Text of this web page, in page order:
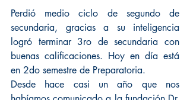
Perdió medio ciclo de segundo de
secundaria, gracias a su inteligencia
logró terminar 3ro de secundaria con
buenas calificaciones. Hoy en día está
en 2do semestre de Preparatoria.
Desde hace casi un año que nos